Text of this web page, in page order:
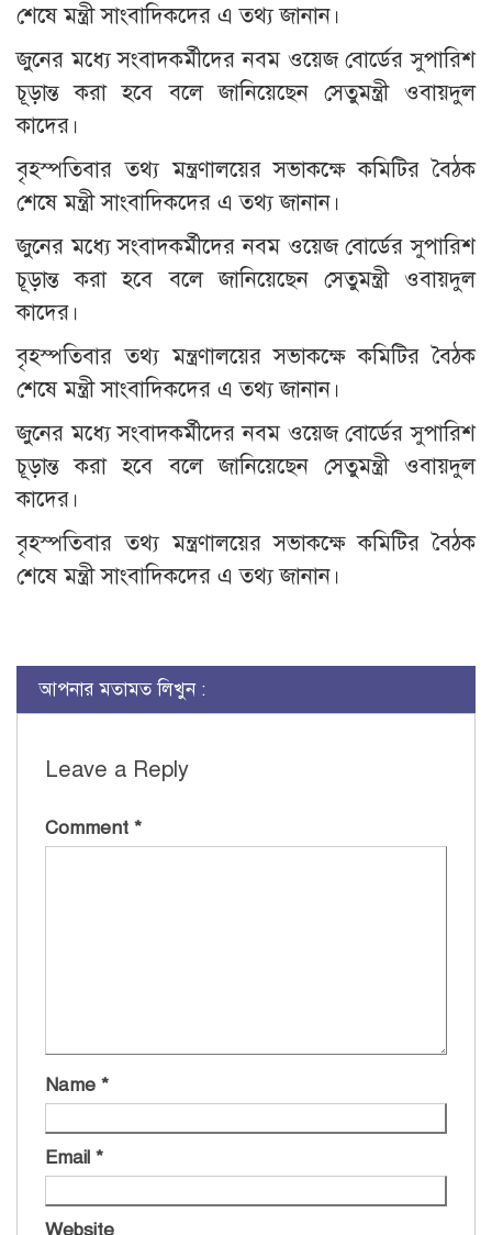
শেষে মন্ত্রী সাংবাদিকদের এ তথ্য জানান।
জুনের মধ্যে সংবাদকর্মীদের নবম ওয়েজ বোর্ডের সুপারিশ
চূড়ান্ত করা হবে বলে জানিয়েছেন সেতুমন্ত্রী ওবায়দুল
কাদের।
বৃহস্পতিবার তথ্য মন্ত্রণালয়ের সভাকক্ষে কমিটির বৈঠক
শেষে মন্ত্রী সাংবাদিকদের এ তথ্য জানান।
জুনের মধ্যে সংবাদকর্মীদের নবম ওয়েজ বোর্ডের সুপারিশ
চূড়ান্ত করা হবে বলে জানিয়েছেন সেতুমন্ত্রী ওবায়দুল
কাদের।
বৃহস্পতিবার তথ্য মন্ত্রণালয়ের সভাকক্ষে কমিটির বৈঠক
শেষে মন্ত্রী সাংবাদিকদের এ তথ্য জানান।
জুনের মধ্যে সংবাদকর্মীদের নবম ওয়েজ বোর্ডের সুপারিশ
চূড়ান্ত করা হবে বলে জানিয়েছেন সেতুমন্ত্রী ওবায়দুল
কাদের।
বৃহস্পতিবার তথ্য মন্ত্রণালয়ের সভাকক্ষে কমিটির বৈঠক
শেষে মন্ত্রী সাংবাদিকদের এ তথ্য জানান।
আপনার মতামত লিখুন :
Leave a Reply
Comment *
Name *
Email *
Website